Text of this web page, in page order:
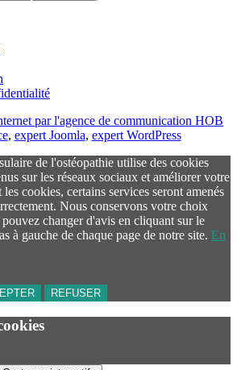
par l'agence de communication HOB
, expert Joomla, expert WordPress
de l'ostéopathie utilise des cookies
sur les réseaux sociaux et améliorer votre
cookies, certains services seront amenés
Nous conservons votre choix
changer d'avis en cliquant sur le
à gauche de chaque page de notre site. En
REFUSER